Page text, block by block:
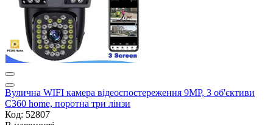
Вулична WIFI камера відеоспостереження 9MP, 3 об'єктиви
C360 home, поротна три лінзи
Код: 52807